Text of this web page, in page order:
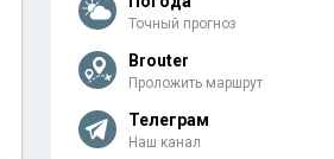
Точный прогноз
Brouter
Проложить маршрут
Телеграм
Наш канал